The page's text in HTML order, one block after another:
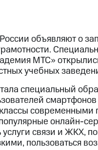
объявляют о
МТС»
учебных
специальный
современными
онлайн-
связи и ЖКХ,
пользоваться